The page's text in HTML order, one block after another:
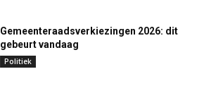
Gemeenteraadsverkiezingen 2026: dit
gebeurt vandaag
Politiek